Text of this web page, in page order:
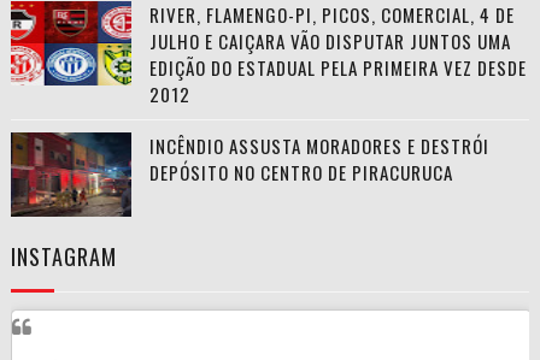
RIVER, FLAMENGO-PI, PICOS, COMERCIAL, 4 DE
JULHO E CAIÇARA VÃO DISPUTAR JUNTOS UMA
EDIÇÃO DO ESTADUAL PELA PRIMEIRA VEZ DESDE
2012
INCÊNDIO ASSUSTA MORADORES E DESTRÓI
DEPÓSITO NO CENTRO DE PIRACURUCA
INSTAGRAM